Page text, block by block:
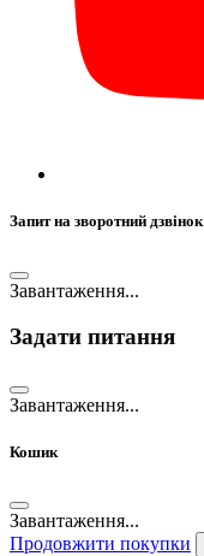
Запит на зворотний дзвінок
Завантаження...
Задати питання
Завантаження...
Кошик
Завантаження...
Продовжити покупки